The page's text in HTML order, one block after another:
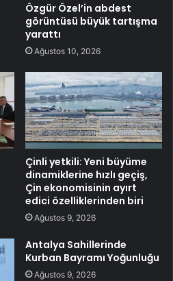
Özgür Özel’in abdest
görüntüsü büyük tartışma
yarattı
Ağustos 10, 2026
Çinli yetkili: Yeni büyüme
dinamiklerine hızlı geçiş,
Çin ekonomisinin ayırt
edici özelliklerinden biri
Ağustos 9, 2026
Antalya Sahillerinde
Kurban Bayramı Yoğunluğu
Ağustos 9, 2026